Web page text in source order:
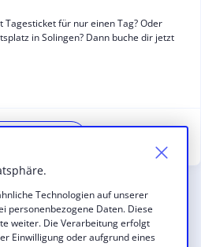
Technologien auf unserer
personenbezogene Daten. Diese
weiter. Die Verarbeitung erfolgt
Einwilligung oder aufgrund eines
für nur einen Tag? Oder
in Solingen? Dann buche dir jetzt